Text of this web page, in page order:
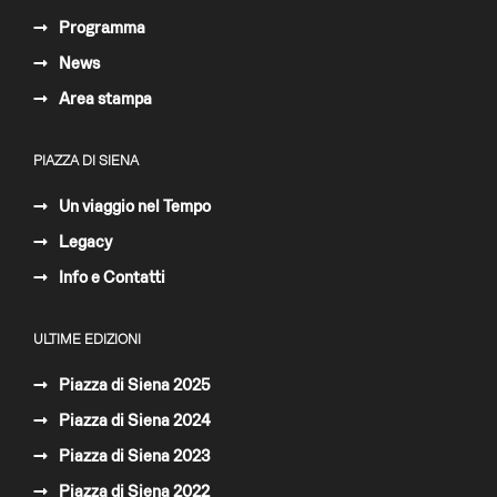
Programma
News
Area stampa
PIAZZA DI SIENA
Un viaggio nel Tempo
Legacy
Info e Contatti
ULTIME EDIZIONI
Piazza di Siena 2025
Piazza di Siena 2024
Piazza di Siena 2023
Piazza di Siena 2022